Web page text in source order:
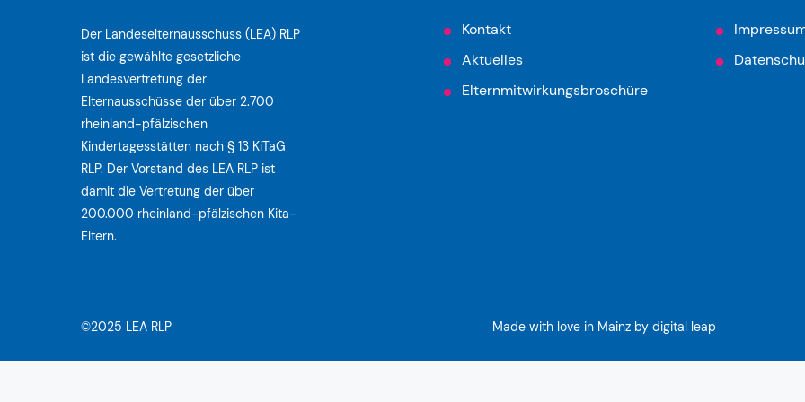
Der Landeselternausschuss (LEA) RLP
ist die gewählte gesetzliche
Landesvertretung der
Elternausschüsse der über 2.700
rheinland-pfälzischen
Kindertagesstätten nach § 13 KiTaG
RLP. Der Vorstand des LEA RLP ist
damit die Vertretung der über
200.000 rheinland-pfälzischen Kita-
Eltern.
Kontakt
Aktuelles
Elternmitwirkungsbroschüre
©2025 LEA RLP Made with love in Mainz by digital leap